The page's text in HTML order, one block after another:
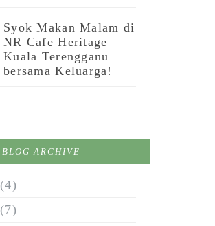
Syok Makan Malam di
NR Cafe Heritage
Kuala Terengganu
bersama Keluarga!
BLOG ARCHIVE
(4)
(7)